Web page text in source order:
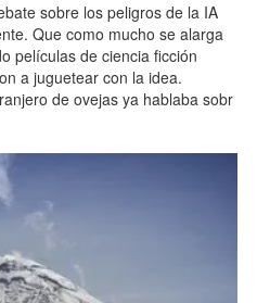
sobre los peligros de la IA
Que como mucho se alarga
películas de ciencia ficción
a juguetear con la idea.
de ovejas ya hablaba sobr